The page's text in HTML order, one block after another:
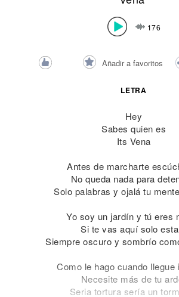
176
Añadir a favoritos
LETRA
Hey
Sabes quien es
Its Vena
Antes de marcharte
No queda nada para
Solo palabras y ojalá tu
Yo soy un jardín y tú eres
Si te vas aquí solo
Siempre oscuro y sombrío
Como le hago cuando llegue
Necesite más de tu
Seria tortura sería un